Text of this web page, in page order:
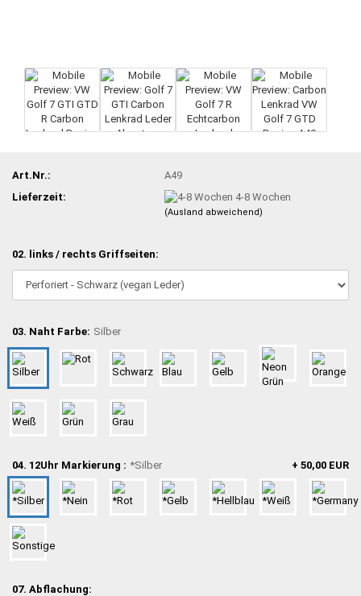
Art.Nr.:
A49
Lieferzeit:
4-8 Wochen
(Ausland abweichend)
02. links / rechts Griffseiten:
03. Naht Farbe: Silber
04. 12Uhr Markierung : *Silber + 50,00 EUR
07. Abflachung: